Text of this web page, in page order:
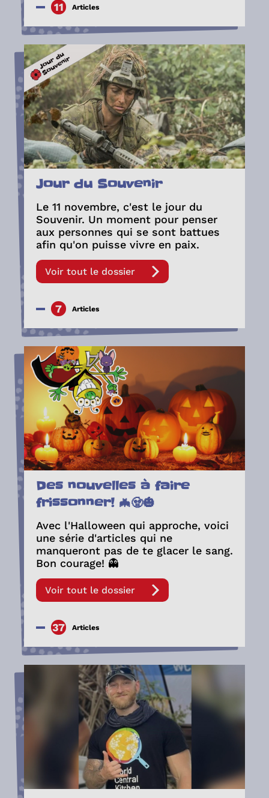
11 Articles
Jour du Souvenir
Le 11 novembre, c'est le jour du
Souvenir. Un moment pour penser
aux personnes qui se sont battues
afin qu'on puisse vivre en paix.
Voir tout le dossier
7 Articles
Des nouvelles à faire
frissonner! 🦇🧟🎃
Avec l'Halloween qui approche, voici
une série d'articles qui ne
manqueront pas de te glacer le sang.
Bon courage! 👻
Voir tout le dossier
37 Articles